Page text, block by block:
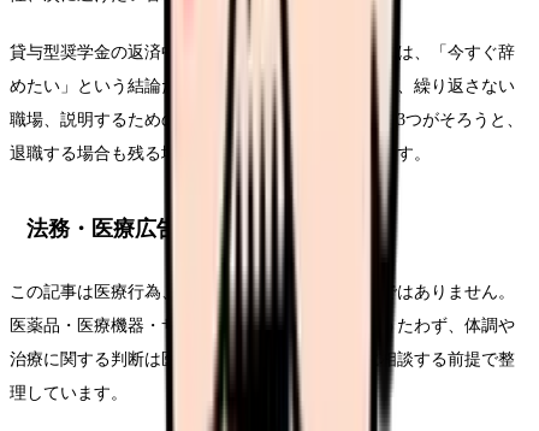
貸与型奨学金の返済中に辞めたいについて考える時は、「今すぐ辞
めたい」という結論だけでなく、悩みを弱める条件、繰り返さない
職場、説明するための記録を分けてください。この3つがそろうと、
退職する場合も残る場合も判断がぶれにくくなります。
法務・医療広告・求人広告上の注意
この記事は医療行為、診断、治療効果を示すものではありません。
医薬品・医療機器・サプリメント等の効能効果をうたわず、体調や
治療に関する判断は医師・薬剤師などの専門職に相談する前提で整
理しています。